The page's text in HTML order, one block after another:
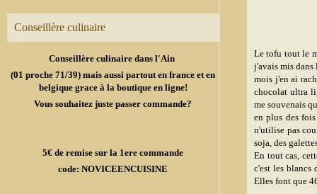
Conseillère culinaire
Conseillère culinaire dans l'Ain
(01 proche 71/39) mais aussi partout en france et en
belgique grace à la boutique en ligne!
Vous souhaitez juste passer commande?
5€ de remise sur la 1ere commande
code: NOVICEENCUISINE
Le tofu tout le
j'avais mis dans
mois j'en ai
chocolat ultra
me souvenais
en plus des
n'utilise pas
soja, des
En tout cas,
c'est les blancs
Elles font que